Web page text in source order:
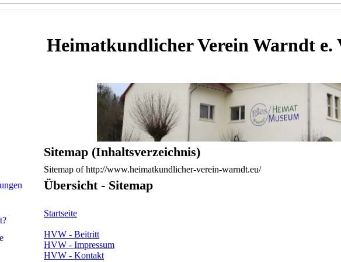
Heimatkundlicher Verein Warndt e.
Sitemap (Inhaltsverzeichnis)
Sitemap of http://www.heimatkundlicher-verein-warndt.eu/
Übersicht - Sitemap
Startseite
HVW - Beitritt
HVW - Impressum
HVW - Kontakt